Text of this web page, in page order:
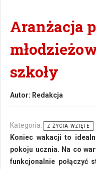
Aranżacja
szkoły
Autor: Redakcja
Kategoria: Z ŻYCIA WZIĘTE
Koniec wakacji to
pokoju ucznia. Na co
funkcjonalnie połączyć